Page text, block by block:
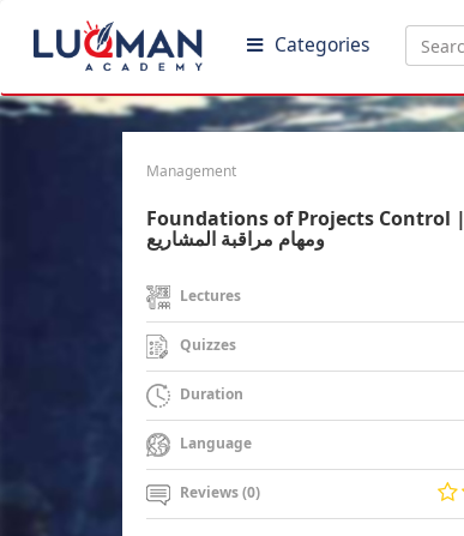
Categories
Management
Foundations of Projects Control | أسس
ومهام مراقبة المشاريع
Lectures
Quizzes
Duration
Language
Reviews (0)